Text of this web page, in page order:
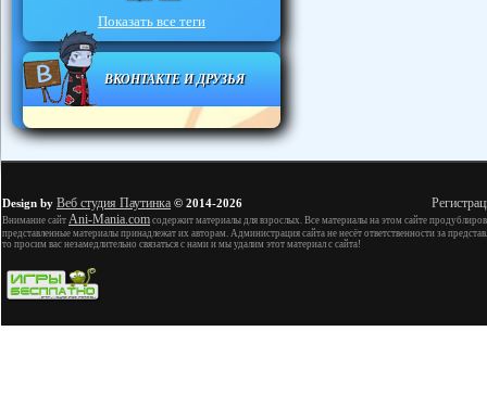
Показать все теги
ВКОНТАКТЕ И ДРУЗЬЯ
Design by Веб студия Паутинка © 2014-2026
Внимание сайт Ani-Mania.com содержит материалы для взрослых. Все материалы на этом сайте
представленные материалы принадлежат их авторам. Администрация сайта не несёт ответственности за
то просим вас незамедлительно связаться с нами и мы удалим этот материал с сайта!